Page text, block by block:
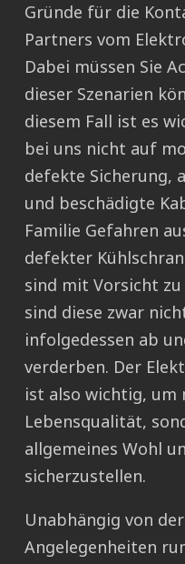
Gründe für die
Partners vom
Dabei müssen Sie
dieser Szenarien
diesem Fall ist es
bei uns nicht auf
defekte Sicherung,
und beschädigte
Familie Gefahren
defekter
sind mit Vorsicht
sind diese zwar
infolgedessen ab
verderben. Der
ist also wichtig, um
Lebensqualität,
allgemeines Wohl
sicherzustellen.
Unabhängig von
Angelegenheiten